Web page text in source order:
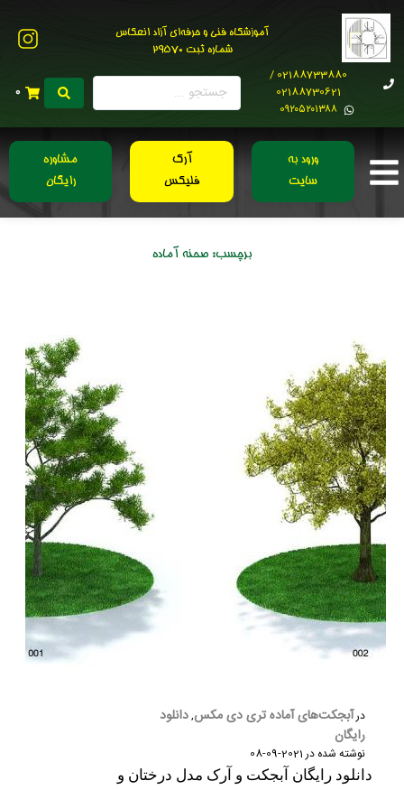
آموزشگاه فنی و حرفه‌ای آزاد انعکاس
شماره ثبت 29570
02188733880 /
02188730621
0۹۲۰۵۲۰۱۳۸۸
0
ورود به
سایت
آرک
فلیکس
مشاوره
رایگان
برچسب: صحنه آماده
درآبجکت‌های آماده تری دی مکس,دانلود
رایگان
نوشته شده در2021-09-08
دانلود رایگان آبجکت و آرک مدل درختان و